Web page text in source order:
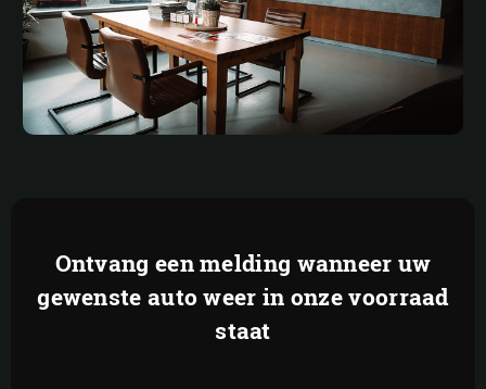
Ontvang een melding wanneer uw
gewenste auto weer in onze voorraad
staat